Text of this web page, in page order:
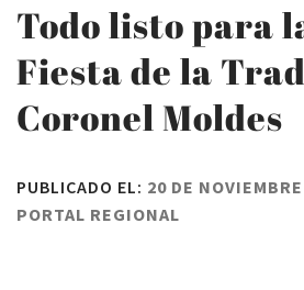
Todo listo para
Fiesta de la
Coronel Moldes
PUBLICADO EL: 20 DE
PORTAL REGIONAL